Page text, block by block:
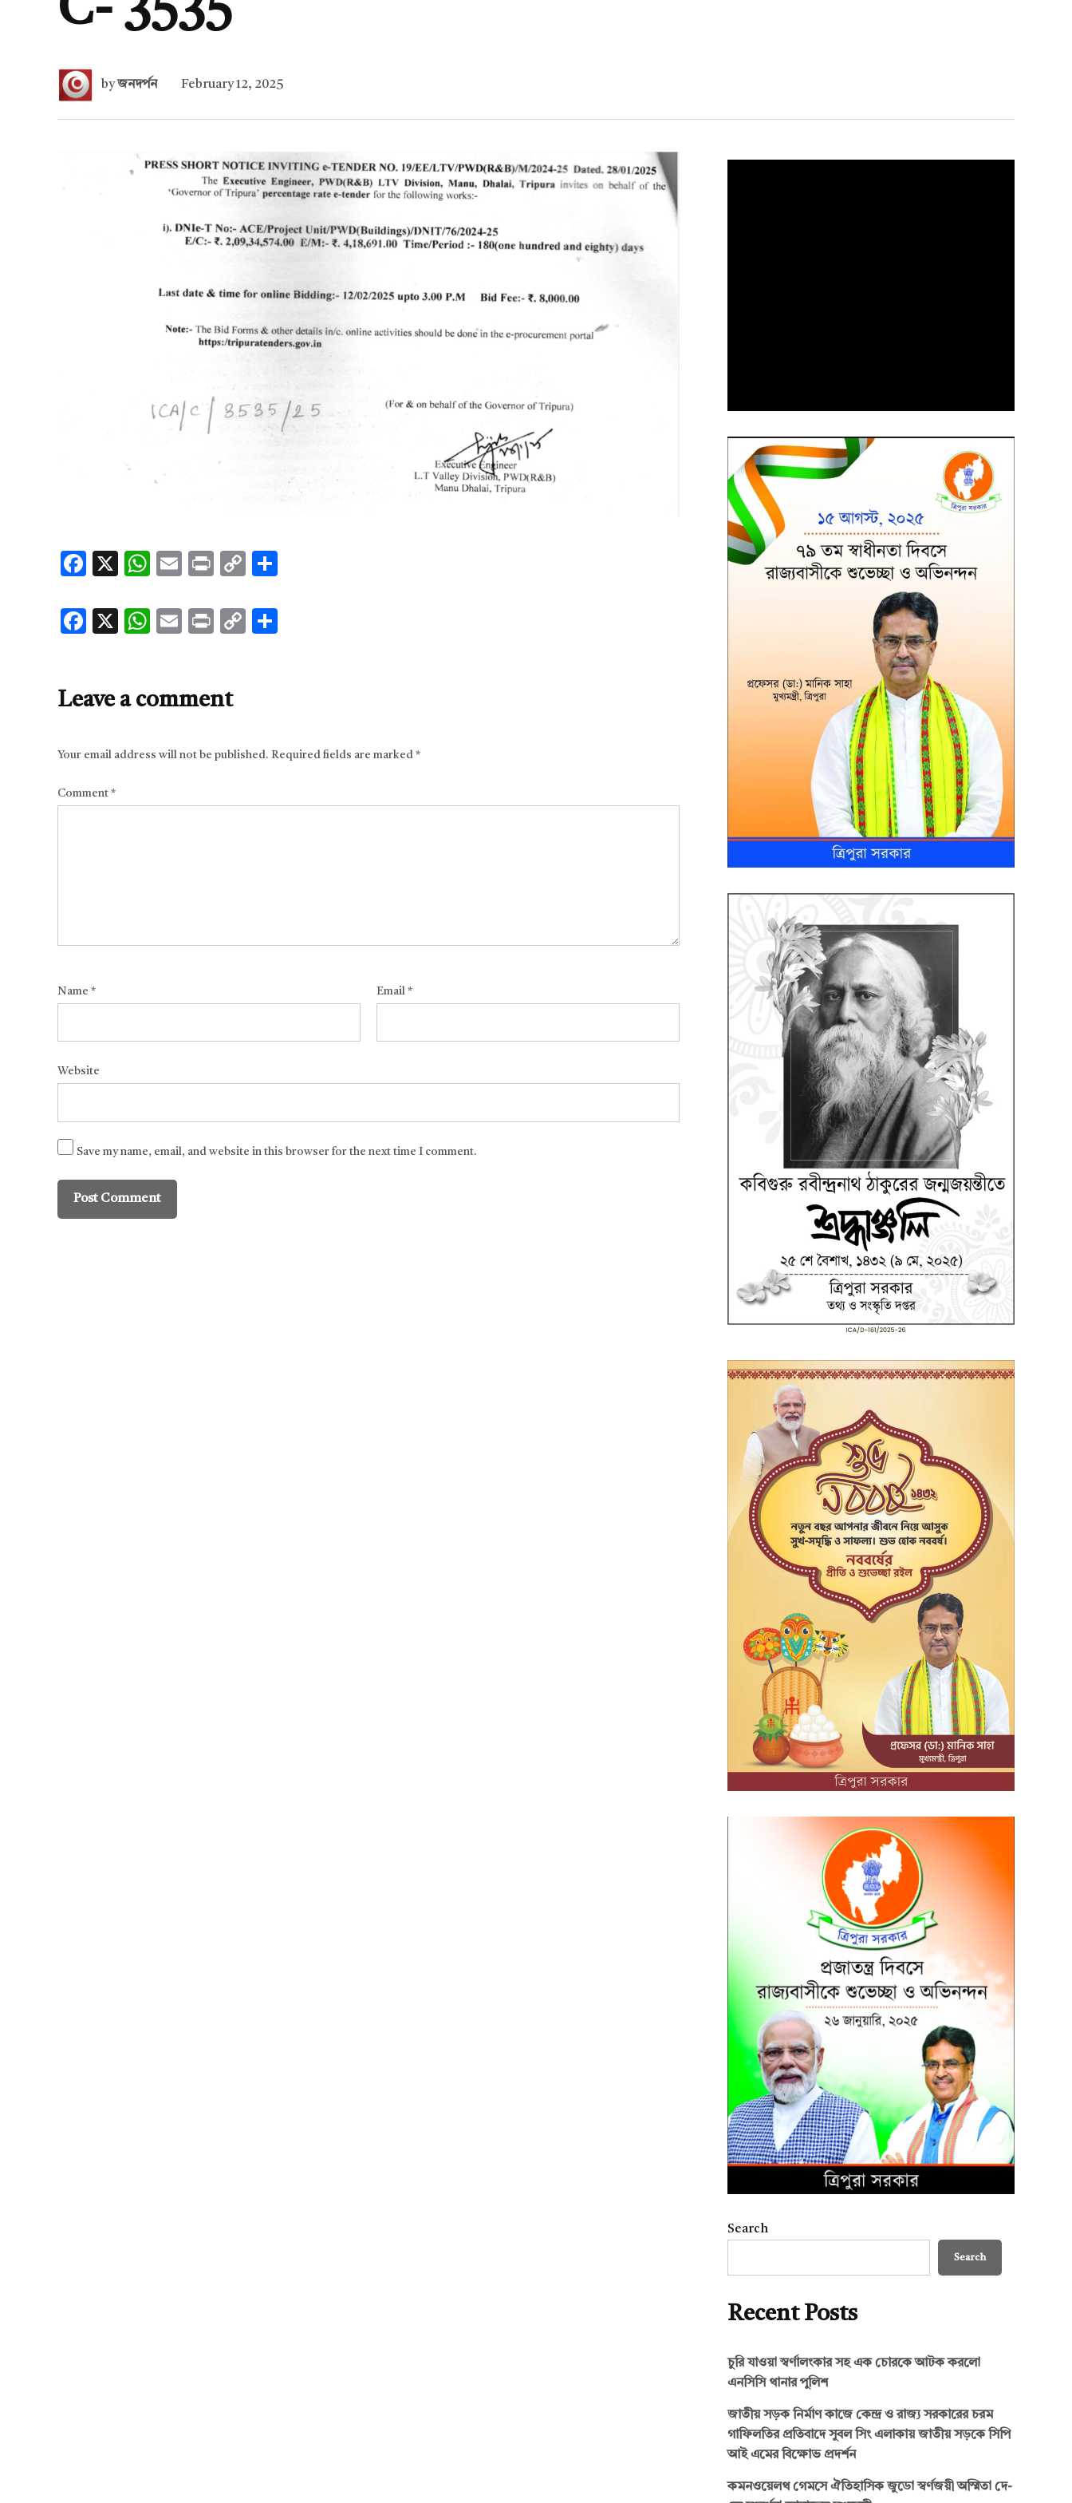
C- 3535
byজনদর্পন February 12, 2025
Facebook
X WhatsApp
EmailPrintCopy
Facebook
X WhatsApp
EmailPrintCopy
Leave a comment
Your email address will not be published. Required fields are marked *
Comment *
Name * Email *
Website
Save my name, email, and website in this browser for the next time I comment.
Search
Search
Recent Posts
চুরি যাওয়া স্বর্ণালংকার সহ এক চোরকে আটক করলো
এনসিসি থানার পুলিশ
জাতীয় সড়ক নির্মাণ কাজে কেন্দ্র ও রাজ্য সরকারের চরম
গাফিলতির প্রতিবাদে সুবল সিং এলাকায় জাতীয় সড়কে সিপি
আই এমের বিক্ষোভ প্রদর্শন
কমনওয়েলথ গেমসে ঐতিহাসিক জুডো স্বর্ণজয়ী অস্মিতা দে-